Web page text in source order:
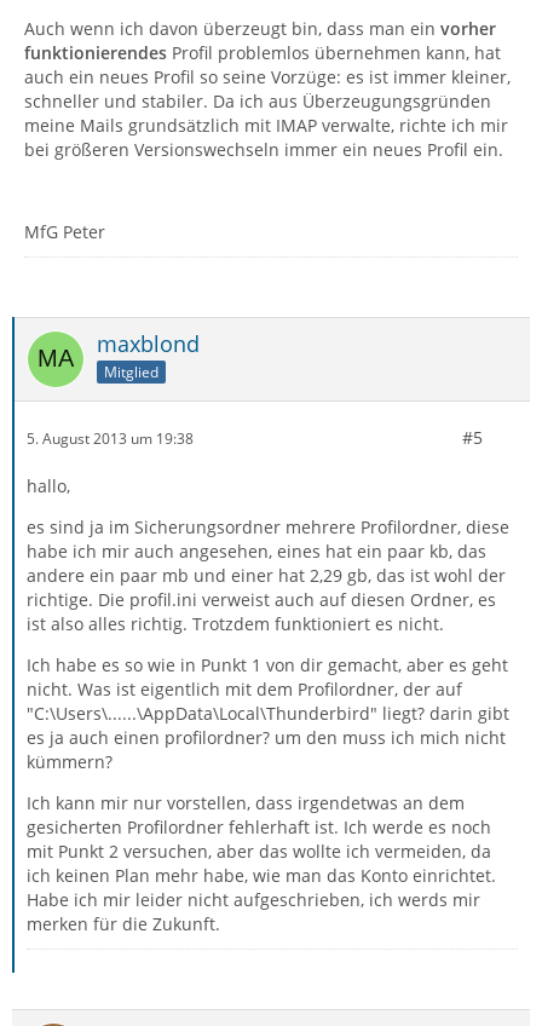
Auch wenn ich davon überzeugt bin, dass man ein vorher
funktionierendes Profil problemlos übernehmen kann, hat
auch ein neues Profil so seine Vorzüge: es ist immer kleiner,
schneller und stabiler. Da ich aus Überzeugungsgründen
meine Mails grundsätzlich mit IMAP verwalte, richte ich mir
bei größeren Versionswechseln immer ein neues Profil ein.
MfG Peter
maxblond
Mitglied
5. August 2013 um 19:38 #5
hallo,
es sind ja im Sicherungsordner mehrere Profilordner, diese
habe ich mir auch angesehen, eines hat ein paar kb, das
andere ein paar mb und einer hat 2,29 gb, das ist wohl der
richtige. Die profil.ini verweist auch auf diesen Ordner, es
ist also alles richtig. Trotzdem funktioniert es nicht.
Ich habe es so wie in Punkt 1 von dir gemacht, aber es geht
nicht. Was ist eigentlich mit dem Profilordner, der auf
"C:\Users\......\AppData\Local\Thunderbird" liegt? darin gibt
es ja auch einen profilordner? um den muss ich mich nicht
kümmern?
Ich kann mir nur vorstellen, dass irgendetwas an dem
gesicherten Profilordner fehlerhaft ist. Ich werde es noch
mit Punkt 2 versuchen, aber das wollte ich vermeiden, da
ich keinen Plan mehr habe, wie man das Konto einrichtet.
Habe ich mir leider nicht aufgeschrieben, ich werds mir
merken für die Zukunft.